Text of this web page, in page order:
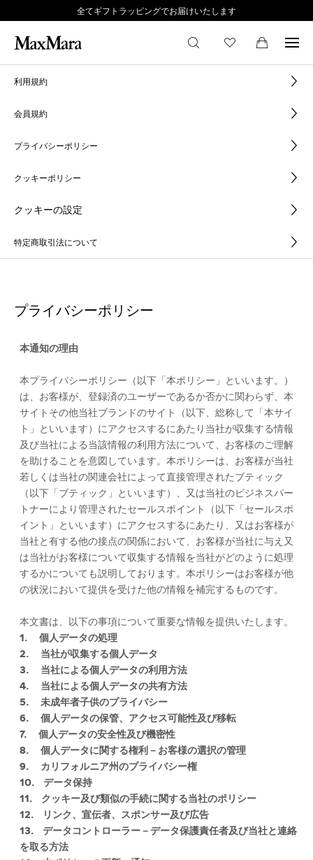
全てギフトラッピングでお届けいたします
利用規約
会員規約
プライバシーポリシー
クッキーポリシー
クッキーの設定
特定商取引法について
プライバシーポリシー
本通知の理由
本プライバシーポリシー（以下「本ポリシー」といいます。）
は、お客様が、登録済のユーザーであるか否かに関わらず、本
サイトその他当社ブランドのサイト（以下、総称して「本サイ
ト」といいます）にアクセスするにあたり当社が収集する情報
及び当社による当該情報の利用方法について、お客様のご理解
を助けることを意図しています。本ポリシーは、お客様が当社
若しくは当社の関連会社によって直接管理されたブティック
（以下「ブティック」といいます）、又は当社のビジネスパー
トナーにより管理されたセールスポイント（以下「セールスポ
イント」といいます）にアクセスするにあたり、又はお客様が
当社と有する他の接点の関係において、お客様が当社に与え又
は当社がお客様について収集する情報を当社がどのように処理
するかについても説明しております。本ポリシーはお客様が他
の状況において提供を受けた他の情報を補完するものです。
本文書は、以下の事項について重要な情報を提供いたします。
1. 個人データの処理
2. 当社が収集する個人データ
3. 当社による個人データの利用方法
4. 当社による個人データの共有方法
5. 未成年者子供のプライバシー
6. 個人データの保管、アクセス可能性及び移転
7. 個人データの安全性及び機密性
8. 個人データに関する権利－お客様の選択の管理
9. カリフォルニア州のプライバシー権
10. データ保持
11. クッキー及び類似の手続に関する当社のポリシー
12. リンク、宣伝者、スポンサー及び広告
13. データコントローラー－データ保護責任者及び当社と連絡
を取る方法